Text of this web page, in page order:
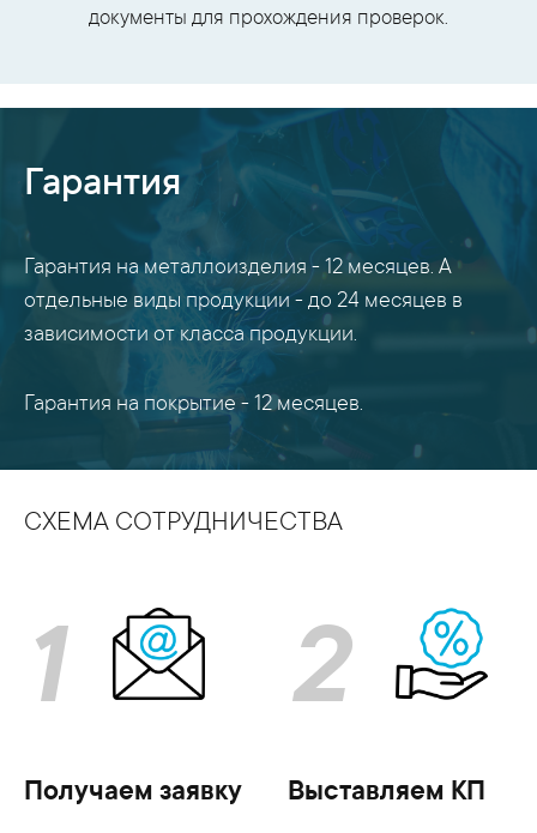
документы для прохождения проверок.
Гарантия
Гарантия на металлоизделия - 12 месяцев. А
отдельные виды продукции - до 24 месяцев в
зависимости от класса продукции.
Гарантия на покрытие - 12 месяцев.
СХЕМА СОТРУДНИЧЕСТВА
1
Получаем заявку
2
Выставляем КП